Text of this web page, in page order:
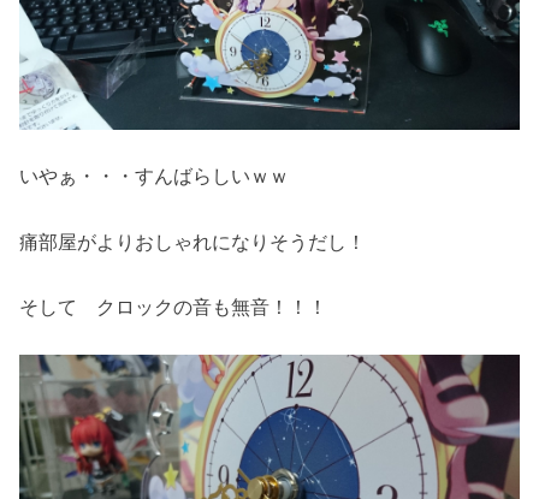
いやぁ・・・すんばらしいｗｗ
痛部屋がよりおしゃれになりそうだし！
そして クロックの音も無音！！！